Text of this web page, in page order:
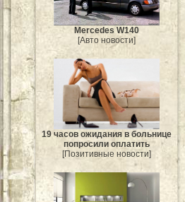
Mercedes W140
[Авто новости]
19 часов ожидания в больнице
попросили оплатить
[Позитивные новости]